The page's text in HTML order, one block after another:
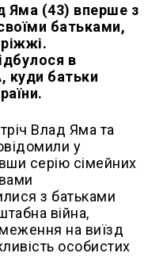
Яма (43) вперше з
батьками,
в
куди батьки
Влад Яма та
у
серію сімейних
з батьками
війна,
на виїзд
особистих